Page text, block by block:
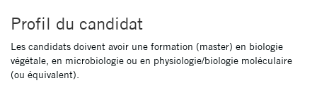
Profil du candidat
Les candidats doivent avoir une formation (master) en biologie
végétale, en microbiologie ou en physiologie/biologie moléculaire
(ou équivalent).